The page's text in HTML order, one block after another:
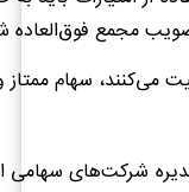
مجمع
می‌کنند، سهام ممتاز
شرکت‌های سهامی